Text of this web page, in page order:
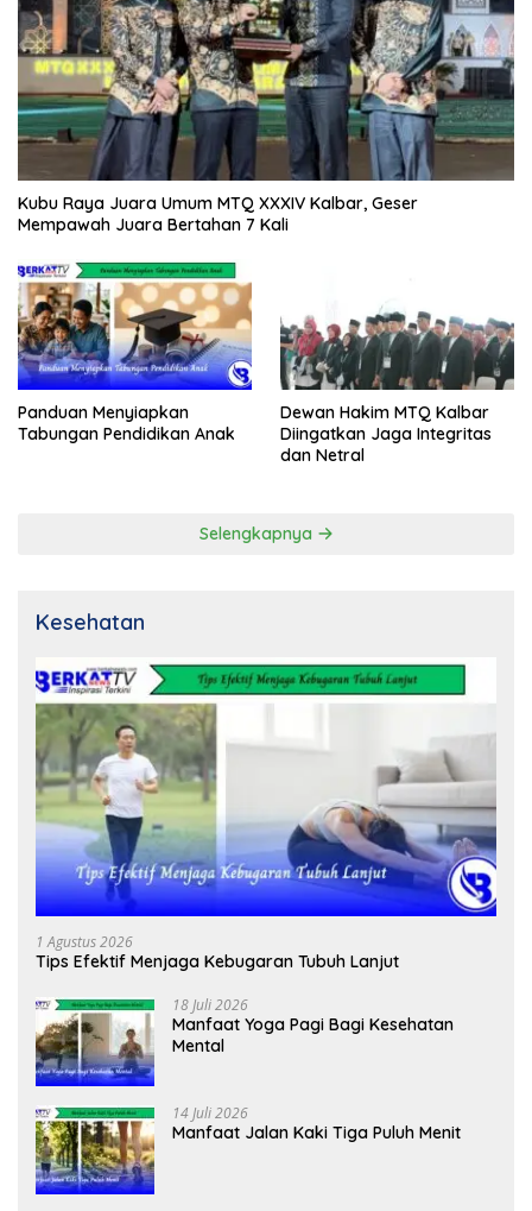
Kubu Raya Juara Umum MTQ XXXIV Kalbar, Geser
Mempawah Juara Bertahan 7 Kali
Panduan Menyiapkan
Tabungan Pendidikan Anak
Dewan Hakim MTQ Kalbar
Diingatkan Jaga Integritas
dan Netral
Selengkapnya
Kesehatan
1 Agustus 2026
Tips Efektif Menjaga Kebugaran Tubuh Lanjut
18 Juli 2026
Manfaat Yoga Pagi Bagi Kesehatan
Mental
14 Juli 2026
Manfaat Jalan Kaki Tiga Puluh Menit